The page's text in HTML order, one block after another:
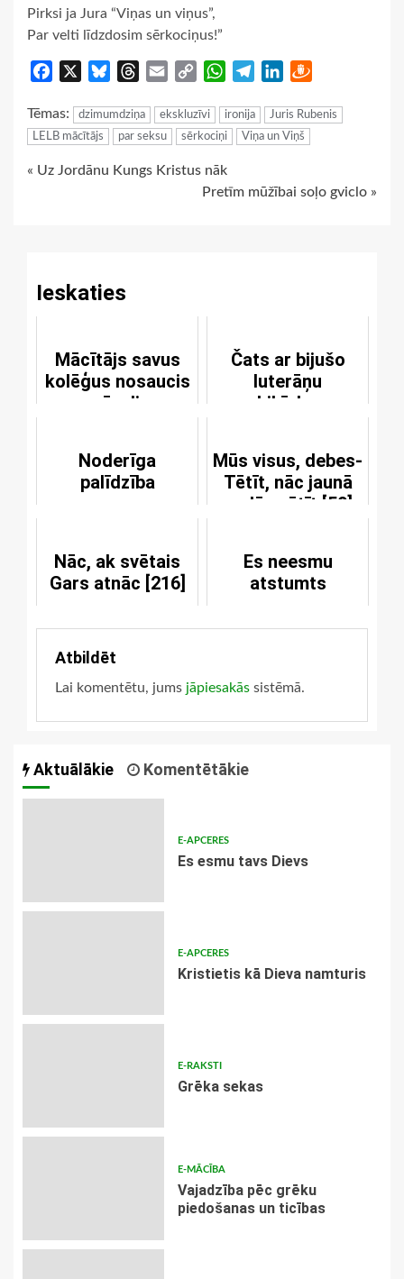
Pirksi ja Jura “Viņas un viņus”,
Par velti līdzdosim sērkociņus!”
Facebook BlueskyThreads
Email
Copy
WhatsApp
TelegramLinkedIn
Tēmas: dzimumdziņa ekskluzīvi ironija
Juris Rubenis
LELB mācītājs
par seksu sērkociņi Viņa un Viņš
Continue
« Uz Jordānu Kungs Kristus nāk
Pretīm mūžībai soļo gviclo »
Ieskaties
Mācītājs savus
kolēģus nosaucis
par ēzeļiem
Čats ar bijušo
luterāņu
arhibīskapu
Noderīga
palīdzība
Mūs visus, debes-
Tētīt, nāc jaunā
gadā svētīt [50]
Nāc, ak svētais
Gars atnāc [216]
Es neesmu
atstumts
Atbildēt
Lai komentētu, jums jāpiesakās sistēmā.
Aktuālākie Komentētākie
E-APCERES
Es esmu tavs Dievs
E-APCERES
Kristietis kā Dieva namturis
E-RAKSTI
Grēka sekas
E-MĀCĪBA
Vajadzība pēc grēku
piedošanas un ticības